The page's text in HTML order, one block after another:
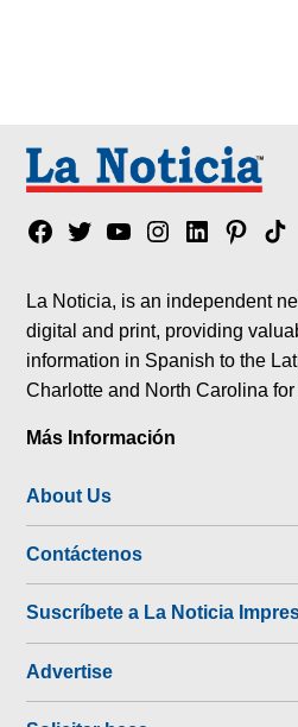
Facebook
TwitterYouTubeInstagram
LinkedinPinterest
Tik
La Noticia, is an independent
digital and print, providing
information in Spanish to the
Charlotte and North Carolina
Más Información
About Us
Contáctenos
Suscríbete a La Noticia
Advertise